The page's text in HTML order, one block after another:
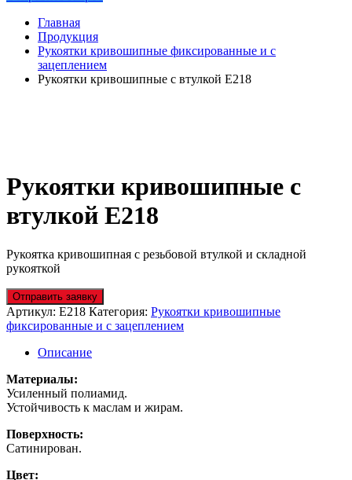
Главная
Продукция
Рукоятки кривошипные фиксированные и с
зацеплением
Рукоятки кривошипные с втулкой E218
Рукоятки кривошипные с
втулкой E218
Рукоятка кривошипная с резьбовой втулкой и складной
рукояткой
Отправить заявку
Артикул: E218 Категория: Рукоятки кривошипные
фиксированные и с зацеплением
Описание
Материалы:
Усиленный полиамид.
Устойчивость к маслам и жирам.
Поверхность:
Сатинирован.
Цвет: